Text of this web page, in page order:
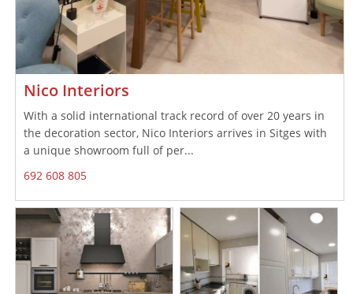
Nico Interiors
With a solid international track record of over 20 years in
the decoration sector, Nico Interiors arrives in Sitges with
a unique showroom full of per...
692 608 805